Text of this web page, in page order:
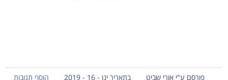
פורסם ע"י אורי שביט בתאריך ינו - 16 - 2019
הוסף תגובות